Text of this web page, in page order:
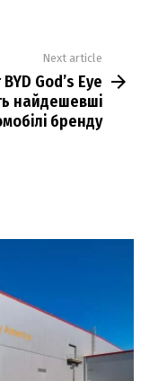
Next article
God’s Eye
найдешевші
бренду